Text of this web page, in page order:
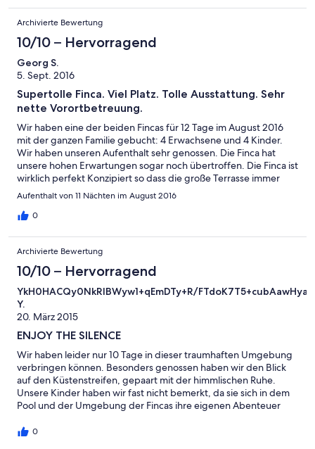
Finca sehr genossen und würden jederzeit wieder kommen!
Archivierte Bewertung
10/10 – Hervorragend
Georg S.
5. Sept. 2016
Supertolle Finca. Viel Platz. Tolle Ausstattung. Sehr
nette Vorortbetreuung.
Wir haben eine der beiden Fincas für 12 Tage im August 2016
mit der ganzen Familie gebucht: 4 Erwachsene und 4 Kinder.
Wir haben unseren Aufenthalt sehr genossen. Die Finca hat
unsere hohen Erwartungen sogar noch übertroffen. Die Finca ist
wirklich perfekt Konzipiert so dass die große Terrasse immer
irgendwo Schatten bietet und man immer einen Blick auf das
Meer hat. Die Ausstattung der Finca bietet alles was man
braucht und auch einen großen Grill auf der Terrasse. Sogar
für Kinder, Schirme und Badematten für den Strand ... und sehr
viel Platz für die ganze Familie. Auch der große Pool mit Liegen
und Schirmen wurde von uns sehr gerne und sehr oft genutzt
und er wurde mehrfach die Woche gereinigt und nachgefüllt.
Die zweite Finca war zwar bewohnt aber wir hatten den Pool für
die zwei Wochen für uns alleine. Es gibt viele kleine Buchten
und Strände in 10-30 Minuten Entfernung. Die Finca ist rundum
zu empfehlen. Wir kommen gerne wieder.
Aufenthalt von 11 Nächten im August 2016
0
Archivierte Bewertung
10/10 – Hervorragend
YkH0HACQy0NkRlBWyw1+qEmDTy+R/
Y.
20. März 2015
ENJOY THE SILENCE
Wir haben leider nur 10 Tage in dieser traumhaften Umgebung
verbringen können. Besonders genossen haben wir den Blick
auf den Küstenstreifen, gepaart mit der himmlischen Ruhe.
Unsere Kinder haben wir fast nicht bemerkt, da sie sich in dem
Pool und der Umgebung der Fincas ihre eigenen Abenteuer
was er denn besonder schön fand, antwortete er: "Der Pool, die
0